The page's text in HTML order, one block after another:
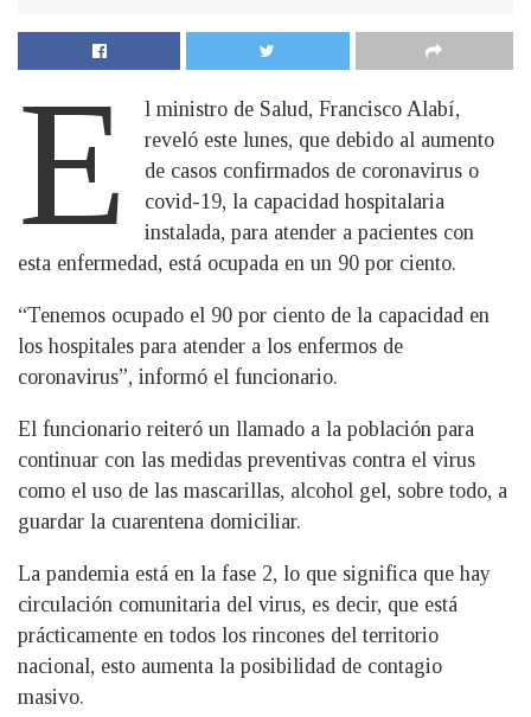
E
l ministro de Salud, Francisco Alabí,
reveló este lunes, que debido al aumento
de casos confirmados de coronavirus o
covid-19, la capacidad hospitalaria
instalada, para atender a pacientes con
esta enfermedad, está ocupada en un 90 por ciento.
“Tenemos ocupado el 90 por ciento de la capacidad en
los hospitales para atender a los enfermos de
coronavirus”, informó el funcionario.
El funcionario reiteró un llamado a la población para
continuar con las medidas preventivas contra el virus
como el uso de las mascarillas, alcohol gel, sobre todo, a
guardar la cuarentena domiciliar.
La pandemia está en la fase 2, lo que significa que hay
circulación comunitaria del virus, es decir, que está
prácticamente en todos los rincones del territorio
nacional, esto aumenta la posibilidad de contagio
masivo.